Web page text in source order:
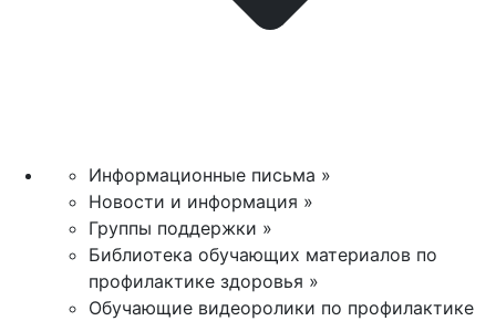
Информационные письма »
Новости и информация »
Группы поддержки »
Библиотека обучающих материалов по
профилактике здоровья »
Обучающие видеоролики по профилактике